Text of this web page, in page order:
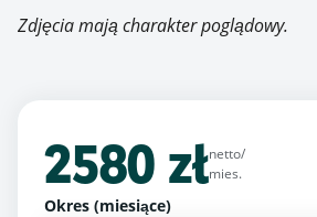
Zdjęcia mają charakter poglądowy.
2580 złnetto/
mies.
Okres (miesiące)